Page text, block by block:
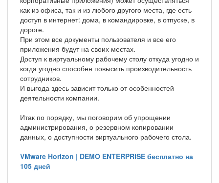
как из офиса, так и из любого другого места, где есть
доступ в интернет: дома, в командировке, в отпуске, в
дороге.
При этом все документы пользователя и все его
приложения будут на своих местах.
Доступ к виртуальному рабочему столу откуда угодно и
когда угодно способен повысить производительность
сотрудников.
И выгода здесь зависит только от особенностей
деятельности компании.
Итак по порядку, мы поговорим об упрощении
администрирования, о резервном копировании
данных, о доступности виртуального рабочего стола.
VMware Horizon | DEMO ENTERPRISE бесплатно на
105 дней